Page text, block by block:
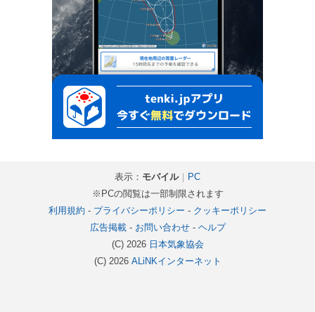
表示： モバイル｜
PC
※PCの閲覧は一部制限されます
利用規約 - プライバシーポリシー - クッキーポリシー
広告掲載- お問い合わせ- ヘルプ
(C) 2026 日本気象協会
(C) 2026 ALiNKインターネット